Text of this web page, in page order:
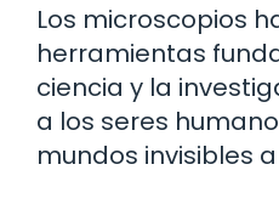
Los microscopios
herramientas
ciencia y la
a los seres
mundos invisibles